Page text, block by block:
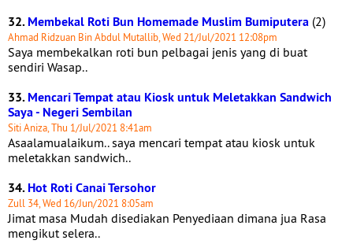
32.Membekal Roti Bun Homemade Muslim Bumiputera (2)
Ahmad Ridzuan Bin Abdul Mutallib, Wed 21/Jul/2021 12:08pm
Saya membekalkan roti bun pelbagai jenis yang di buat
sendiri Wasap..
33.Mencari Tempat atau Kiosk untuk Meletakkan Sandwich
Saya - Negeri Sembilan
Siti Aniza, Thu 1/Jul/2021 8:41am
Asaalamualaikum.. saya mencari tempat atau kiosk untuk
meletakkan sandwich..
34.Hot Roti Canai Tersohor
Zull 34, Wed 16/Jun/2021 8:05am
Jimat masa Mudah disediakan Penyediaan dimana jua Rasa
mengikut selera..